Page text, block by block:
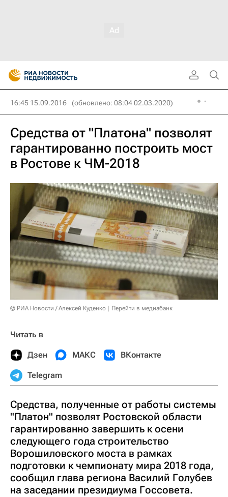
16:45 15.09.2016 (обновлено: 08:04 02.03.2020)
Средства от "Платона" позволят
гарантированно построить мост
в Ростове к ЧМ-2018
© РИА Новости / Алексей Куденко Перейти в медиабанк
Читать в
Дзен МАКС ВКонтакте
Telegram
Средства, полученные от работы системы
"Платон" позволят Ростовской области
гарантированно завершить к осени
следующего года строительство
Ворошиловского моста в рамках
подготовки к чемпионату мира 2018 года,
сообщил глава региона Василий Голубев
на заседании президиума Госсовета.